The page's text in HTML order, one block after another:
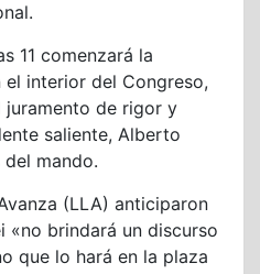
11 comenzará la
interior del Congreso,
juramento de rigor y
saliente, Alberto
mando.
(LLA) anticiparon
«no brindará un discurso
que lo hará en la plaza